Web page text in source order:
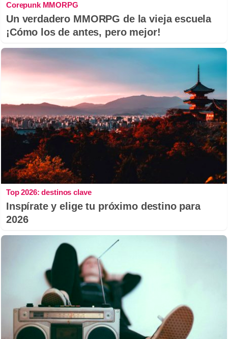
Corepunk MMORPG
Un verdadero MMORPG de la vieja escuela
¡Cómo los de antes, pero mejor!
Top 2026: destinos clave
Inspírate y elige tu próximo destino para
2026